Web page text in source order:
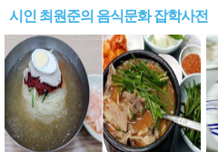
시인 최원준의 음식문화 잡학사전